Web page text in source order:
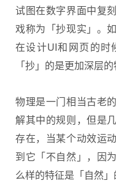
试图在数字界面中复
戏称为「抄现实」。
在设计UI和网页的时
「抄」的是更加深层
物理是一门相当古老
解其中的规则，但是
存在，当某个动效运
到它「不自然」，因
么样的特征是「自然」